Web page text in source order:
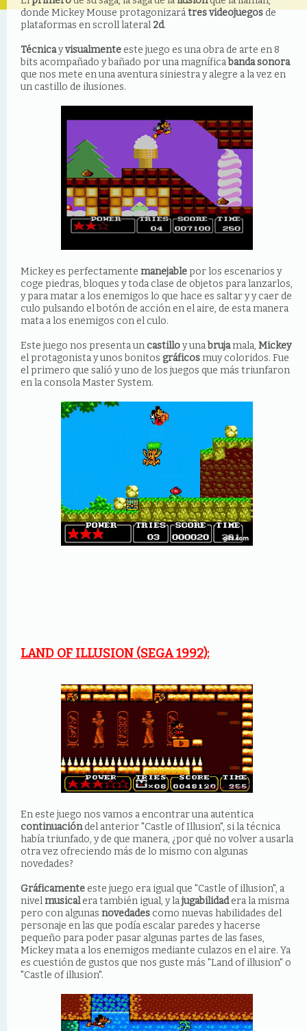
donde Mickey Mouse protagonizarátres videojuegosde
plataformas en scroll lateral 2d.
Técnicayvisualmenteeste juego es una obra de arte en 8
bits acompañado y bañado por una magníficabanda sonora
que nos mete en una aventura siniestra y alegre a la vez en
un castillo de ilusiones.
Mickey es perfectamente manejablepor los escenarios y
coge piedras, bloques y toda clase de objetos para lanzarlos,
y para matar a los enemigos lo que hace es saltar y y caer de
culo pulsando el botón de acción en el aire, de esta manera
mata a los enemigos con el culo.
Este juego nos presenta uncastilloy unabrujamala, Mickey
el protagonista y unos bonitos gráficosmuy coloridos. Fue
el primero que salió y uno de los juegos que más triunfaron
en la consola Master System.
LAND OF ILLUSION (SEGA 1992):
En este juego nos vamos a encontrar una autentica
continuacióndel anterior "Castle of Illusion", si la técnica
había triunfado, y de que manera, ¿por qué no volver a usarla
otra vez ofreciendo más de lo mismo con algunas
novedades?
Gráficamenteeste juego era igual que "Castle of illusion", a
nivelmusicalera también igual, y lajugabilidadera la misma
pero con algunas novedades como nuevas habilidades del
personaje en las que podía escalar paredes y hacerse
pequeño para poder pasar algunas partes de las fases,
Mickey mata a los enemigos mediante culazos en el aire. Ya
es cuestión de gustos que nos guste más "Land of illusion" o
"Castle of illusion".